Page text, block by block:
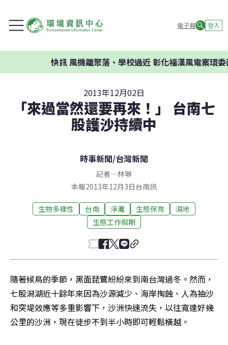
電子報 登入
快訊風機離聚落、學校過近 彰化福漢風電案環委建
2013年12月02日
「來過當然還要再來！」 台南七
股護沙持續中
時事新聞/台灣新聞
記者—林琳
本報2013年12月3日台南訊
生物多樣性 台南 淨灘 生態保育
濕地
生態工作假期
隨著候鳥的季節，黑面琵鷺紛紛來到南台灣過冬。然而，
七股潟湖近十餘年來因為沙源減少、海岸掏蝕、人為抽沙
和突堤效應等多重影響下，沙洲快速流失，以往寬達好幾
公里的沙洲，現在徒步不到半小時即可輕鬆橫越。